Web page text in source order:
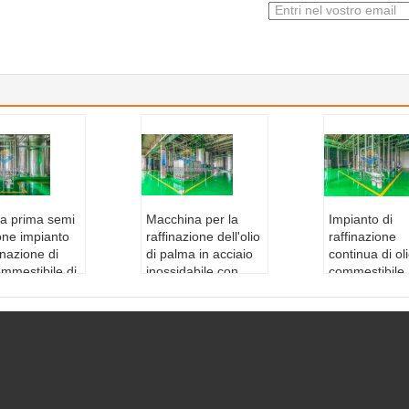
prima semi
impianto
di
di
prime:
Macchina per la
raffinazione dell'olio
di palma in acciaio
inossidabile con
Impianto di
raffinazione
continua di
commestibile